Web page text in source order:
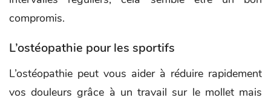
compromis.
L’ostéopathie pour les sportifs
L’ostéopathie peut vous aider à réduire rapidement
vos douleurs grâce à un travail sur le mollet mais